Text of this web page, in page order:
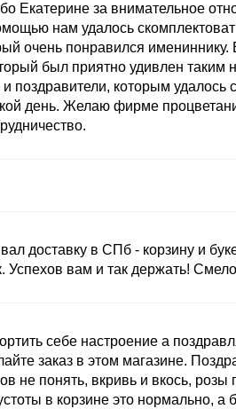
Екатерине за внимательное
нам удалось
очень понравился имениннику.
был приятно удивлен таким
поздравители, которым удалось
день. Желаю фирме
доставку в СПб - корзину и
Успехов вам и так держать!
себе настроение а
заказ в этом магазине.
не понять, вкривь и вкось, розы
в корзине это нормально, а